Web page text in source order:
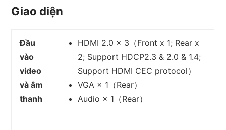
Giao diện
Đầu
vào
video
và âm
thanh
HDMI 2.0 × 3（Front x 1; Rear x
2; Support HDCP2.3 & 2.0 & 1.4;
Support HDMI CEC protocol）
VGA × 1（Rear）
Audio × 1（Rear）